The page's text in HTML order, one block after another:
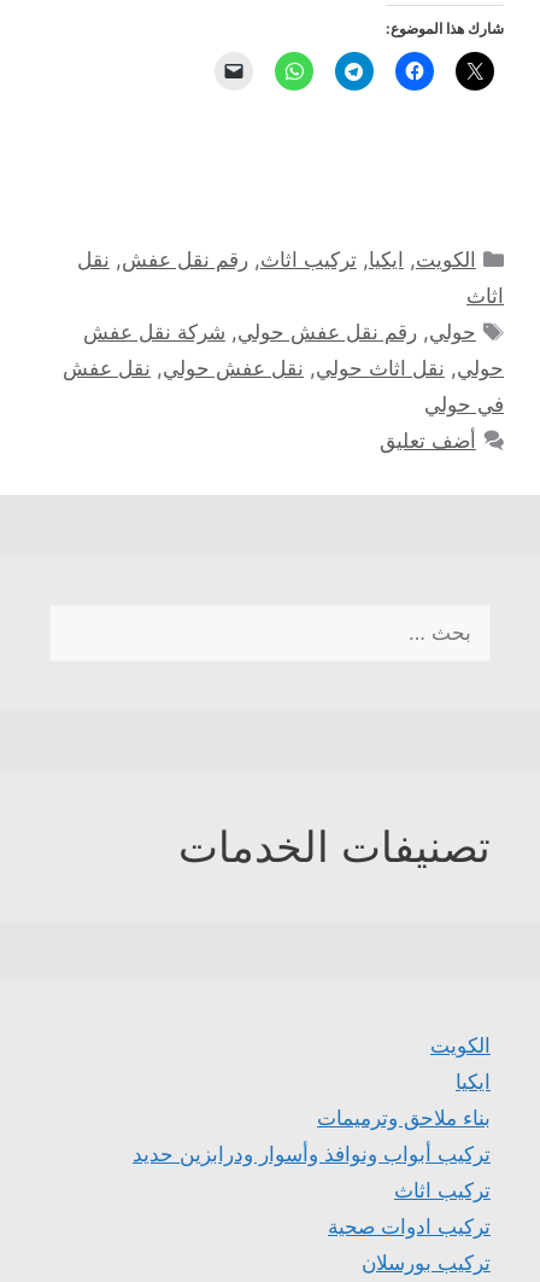
شارك هذا الموضوع:
التصنيفات
الكويت, ايكيا,تركيب اثاث,رقم نقل عفش, نقل
اثاث
الوسوم
حولي,رقم نقل عفش حولي, شركة نقل عفش
حولي, نقل اثاث حولي, نقل عفش حولي, نقل عفش
في حولي
أضف تعليق
عن:
تصنيفات الخدمات
الكويت
ايكيا
بناء ملاحق وترميمات
تركيب أبواب ونوافذ وأسوار ودرابزين حديد
تركيب اثاث
تركيب ادوات صحية
تركيب بورسلان